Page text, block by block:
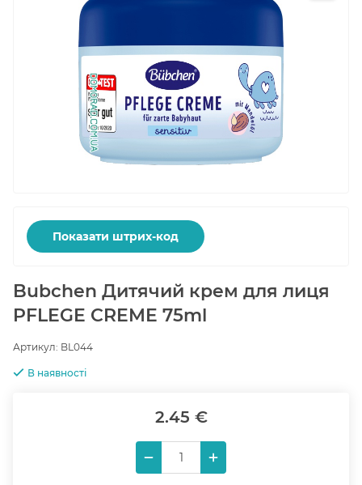
Показати штрих-код
Bubchen Дитячий крем для лиця
PFLEGE CREME 75ml
Артикул: BL044
В наявності
2.45 €